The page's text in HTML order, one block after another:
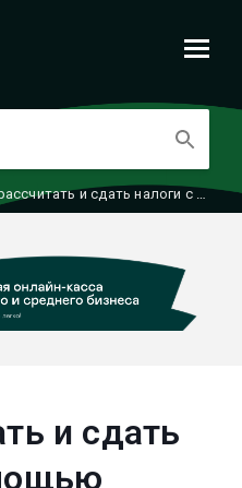
и сдать налоги с помощью Рекассы
и сдать